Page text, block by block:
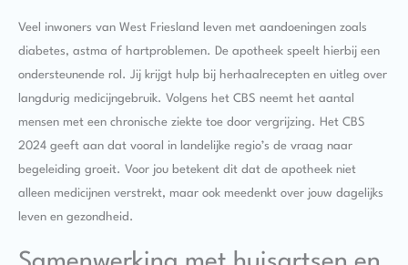
Veel inwoners van West Friesland leven met aandoeningen zoals
diabetes, astma of hartproblemen. De apotheek speelt hierbij een
ondersteunende rol. Jij krijgt hulp bij herhaalrecepten en uitleg over
langdurig medicijngebruik. Volgens het CBS neemt het aantal
mensen met een chronische ziekte toe door vergrijzing. Het CBS
2024 geeft aan dat vooral in landelijke regio’s de vraag naar
begeleiding groeit. Voor jou betekent dit dat de apotheek niet
alleen medicijnen verstrekt, maar ook meedenkt over jouw dagelijks
leven en gezondheid.